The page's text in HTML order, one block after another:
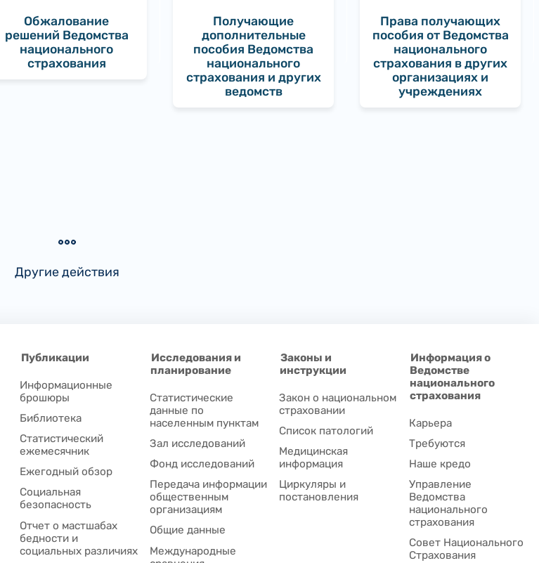
Обжалование
решений Ведомства
национального
страхования
Получающие
дополнительные
пособия Ведомства
национального
страхования и других
ведомств
Права получающих
пособия от Ведомства
национального
страхования в других
организациях и
учреждениях
Другие действия
Информация о
Ведомстве
национального
страхования
Карьера
Требуются
Наше кредо
Управление
Ведомства
национального
страхования
Совет Национального
Cтрахования
Законы и
инструкции
Закон о национальном
страховании
Список патологий
Медицинская
информация
Циркуляры и
постановления
Исследования и
планирование
Статистические
данные по
населенным пунктам
Зал исследований
Фонд исследований
Передача информации
общественным
организациям
Общие данные
Международные
Публикации
Информационные
брошюры
Библиотека
Статистический
ежемесячник
Ежегодный обзор
Социальная
безопасность
Отчет о мастшабах
бедности и
социальных различиях